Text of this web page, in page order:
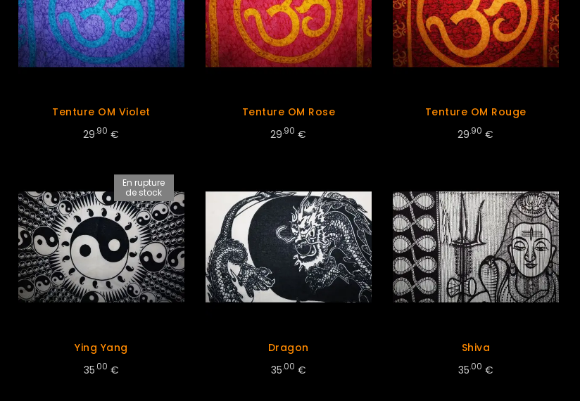
Tenture OM Violet
29.90 €
Tenture OM Rose
29.90 €
Tenture OM Rouge
29.90 €
En rupture
de stock
Ying Yang
35.00 €
Dragon
35.00 €
Shiva
35.00 €